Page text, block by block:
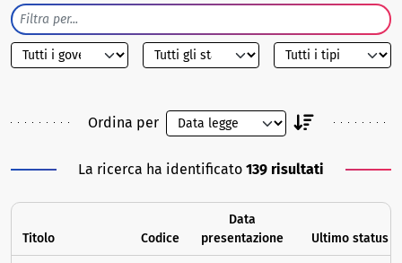
Ordina per
La ricerca ha identificato 139 risultati
Titolo Codice
Data
presentazione
Ultimo status